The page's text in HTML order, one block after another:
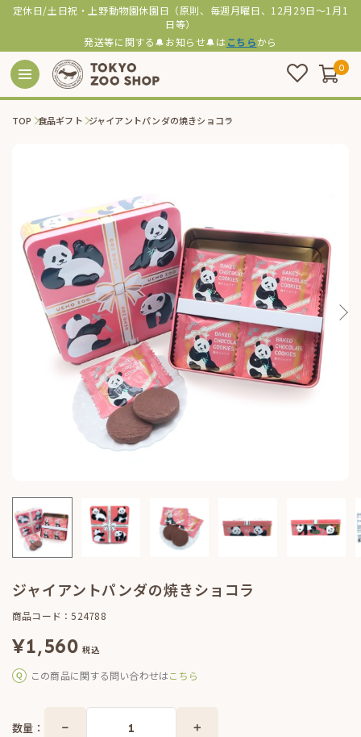
定休日/土日祝・上野動物園休園日（原則、毎週月曜日、12月29日～1月1
日等）
発送等に関する🔔お知らせ🔔は こちらから
0
TOP 食品ギフト ジャイアントパンダの焼きショコラ
ジャイアントパンダの焼きショコラ
商品コード：524788
¥1,560 税込
この商品に関する問い合わせはこちら
数量：